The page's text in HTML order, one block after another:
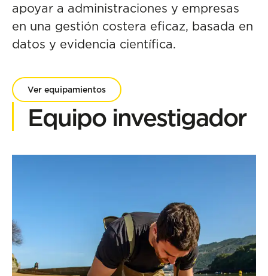
apoyar a administraciones y empresas
en una gestión costera eficaz, basada en
datos y evidencia científica.
Ver equipamientos
Equipo investigador